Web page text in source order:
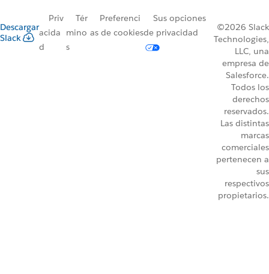
Descargar
Slack
Priv
acida
d
Tér
mino
s
Preferenci
as de cookies
Sus opciones
de privacidad
©2026 Slack
Technologies,
LLC, una
empresa de
Salesforce.
Todos los
derechos
reservados.
Las distintas
marcas
comerciales
pertenecen a
sus
respectivos
propietarios.